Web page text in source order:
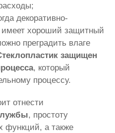
декоративно-
имеет хороший защитный
преградить влаге
защищен
, который
процессу.
отнести
, простоту
функций, а также